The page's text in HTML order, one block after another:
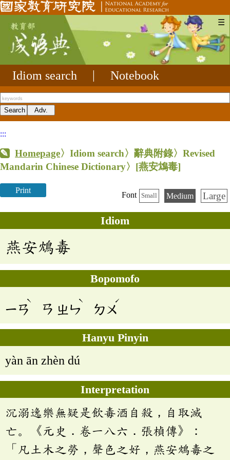
☰
Idiom search Notebook
:::
Homepage〉Idiom search〉辭典附錄〉Revised
Mandarin Chinese Dictionary〉 [燕安鴆毒]
Print
Font Small Medium Large
Idiom
燕安鴆毒
Bopomofo
ㄧㄢ
ˋ
ㄢ ㄓㄣ
ˋ
ㄉㄨ
ˊ
Hanyu Pinyin
yàn ān zhèn dú
Interpretation
沉溺逸樂無疑是飲毒酒自殺，自取滅
亡。《元史．卷一八六．張楨傳》：
「凡土木之勞，聲色之好，燕安鴆毒之